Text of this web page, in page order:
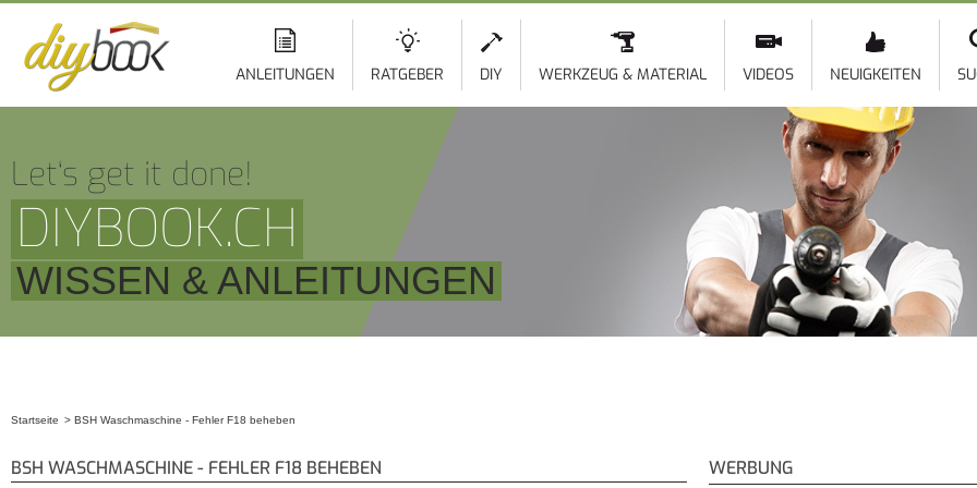
ANLEITUNGEN RATGEBER DIY WERKZEUG & MATERIAL VIDEOS NEUIGKEITEN
Let‘s get it done!
DIYBOOK.CH
WISSEN & ANLEITUNGEN
Startseite BSH Waschmaschine - Fehler F18 beheben
BSH WASCHMASCHINE - FEHLER F18 BEHEBEN WERBUNG